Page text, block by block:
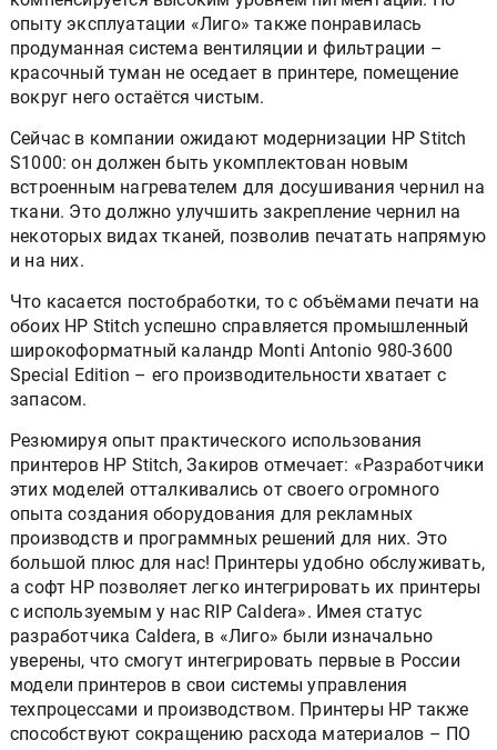
опыту эксплуатации «Лиго» также понравилась
продуманная система вентиляции и фильтрации –
красочный туман не оседает в принтере, помещение
вокруг него остаётся чистым.
Сейчас в компании ожидают модернизации HP Stitch
S1000: он должен быть укомплектован новым
встроенным нагревателем для досушивания чернил на
ткани. Это должно улучшить закрепление чернил на
некоторых видах тканей, позволив печатать напрямую
и на них.
Что касается постобработки, то с объёмами печати на
обоих HP Stitch успешно справляется промышленный
широкоформатный каландр Monti Antonio 980-3600
Special Edition – его производительности хватает с
запасом.
Резюмируя опыт практического использования
принтеров HP Stitch, Закиров отмечает: «Разработчики
этих моделей отталкивались от своего огромного
опыта создания оборудования для рекламных
производств и программных решений для них. Это
большой плюс для нас! Принтеры удобно обслуживать,
а софт HP позволяет легко интегрировать их принтеры
с используемым у нас RIP Caldera». Имея статус
разработчика Caldera, в «Лиго» были изначально
уверены, что смогут интегрировать первые в России
модели принтеров в свои системы управления
техпроцессами и производством. Принтеры HP также
способствуют сокращению расхода материалов – ПО